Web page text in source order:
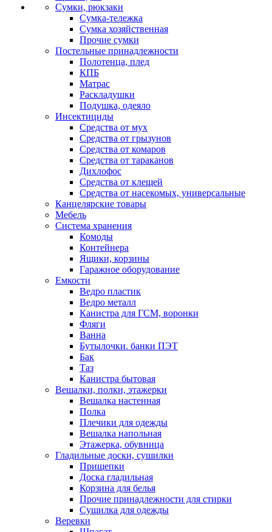
Сумки, рюкзаки
Сумка-тележка
Сумка хозяйственная
Прочие сумки
Постельные принадлежности
Полотенца, плед
КПБ
Матрас
Раскладушки
Подушка, одеяло
Инсектициды
Средства от мух
Средства от грызунов
Средства от комаров
Средства от тараканов
Дихлофос
Средства от клещей
Средства от насекомых, универсальные
Канцелярские товары
Мебель
Система хранения
Комоды
Контейнера
Ящики, корзины
Гаражное оборудование
Емкости
Ведро пластик
Ведро металл
Канистра для ГСМ, воронки
Фляги
Ванна
Бутылочки. банки ПЭТ
Бак
Таз
Канистра бытовая
Вешалки, полки, этажерки
Вешалка настенная
Полка
Плечики для одежды
Вешалка напольная
Этажерка, обувница
Гладильные доски, сушилки
Прищепки
Доска гладильная
Корзина для белья
Прочие принадлежности для стирки
Сушилка для одежды
Веревки